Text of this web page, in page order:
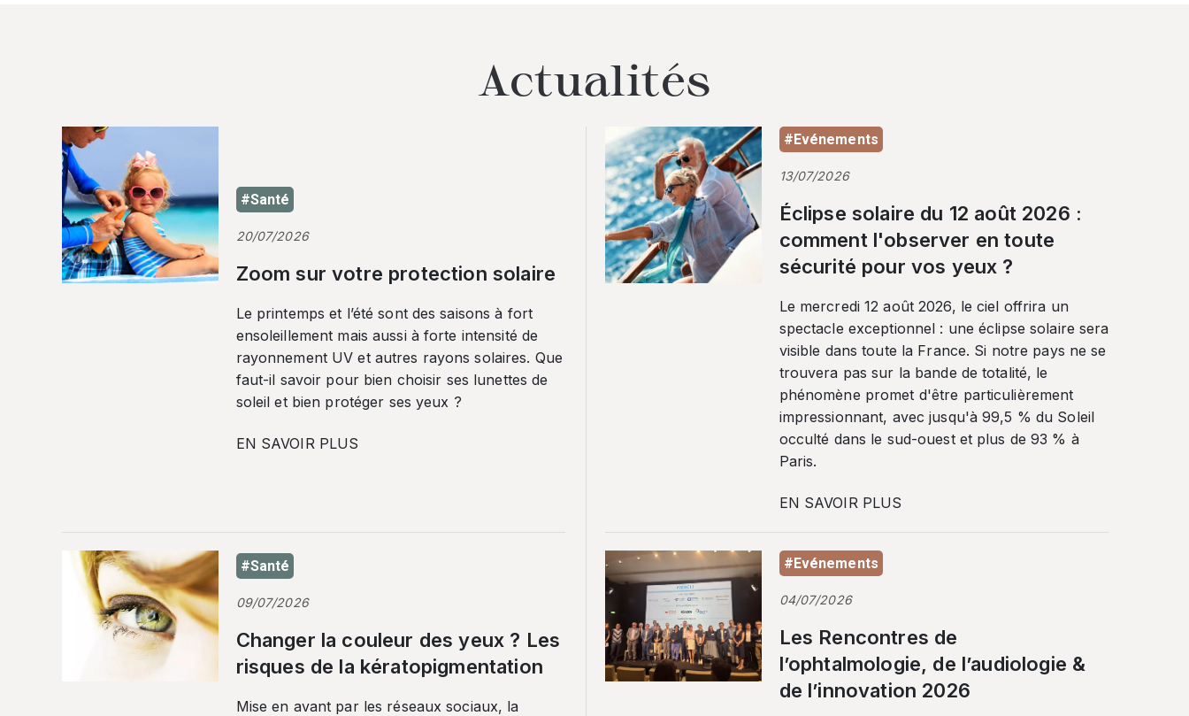
Actualités
#Santé
20/07/2026
Zoom sur votre protection solaire
Le printemps et l’été sont des saisons à fort
ensoleillement mais aussi à forte intensité de
rayonnement UV et autres rayons solaires. Que
faut-il savoir pour bien choisir ses lunettes de
soleil et bien protéger ses yeux ?
EN SAVOIR PLUS
#Evénements
13/07/2026
Éclipse solaire du 12 août 2026 :
comment l'observer en toute
sécurité pour vos yeux ?
Le mercredi 12 août 2026, le ciel offrira un
spectacle exceptionnel : une éclipse solaire sera
visible dans toute la France. Si notre pays ne se
trouvera pas sur la bande de totalité, le
phénomène promet d'être particulièrement
impressionnant, avec jusqu'à 99,5 % du Soleil
occulté dans le sud-ouest et plus de 93 % à
Paris.
EN SAVOIR PLUS
#Santé
09/07/2026
Changer la couleur des yeux ? Les
risques de la kératopigmentation
Mise en avant par les réseaux sociaux, la
#Evénements
04/07/2026
Les Rencontres de
l’ophtalmologie, de l’audiologie &
de l’innovation 2026